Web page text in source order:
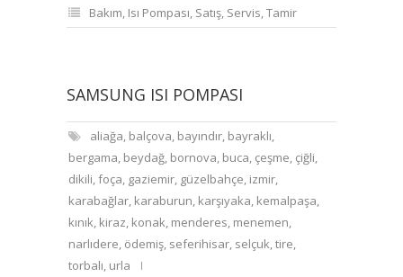
Bakım, Isı Pompası, Satış, Servis,Tamir
SAMSUNG ISI POMPASI
aliağa, balçova, bayındır, bayraklı,
bergama, beydağ, bornova, buca, çeşme, çiğli,
dikili,foça, gaziemir, güzelbahçe, izmir,
karabağlar, karaburun, karşıyaka, kemalpaşa,
kınık, kiraz, konak, menderes, menemen,
narlıdere, ödemiş, seferihisar, selçuk,tire,
torbalı, urla